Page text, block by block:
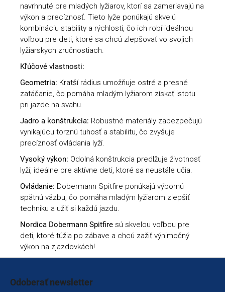
navrhnuté pre mladých lyžiarov, ktorí sa zameriavajú na
výkon a precíznosť. Tieto lyže ponúkajú skvelú
kombináciu stability a rýchlosti, čo ich robí ideálnou
voľbou pre deti, ktoré sa chcú zlepšovať vo svojich
lyžiarskych zručnostiach.
Kľúčové vlastnosti:
Geometria: Kratší rádius umožňuje ostré a presné
zatáčanie, čo pomáha mladým lyžiarom získať istotu
pri jazde na svahu.
Jadro a konštrukcia: Robustné materiály zabezpečujú
vynikajúcu torznú tuhosť a stabilitu, čo zvyšuje
precíznosť ovládania lyží.
Vysoký výkon: Odolná konštrukcia predlžuje životnosť
lyží, ideálne pre aktívne deti, ktoré sa neustále učia.
Ovládanie: Dobermann Spitfire ponúkajú výbornú
spätnú väzbu, čo pomáha mladým lyžiarom zlepšiť
techniku a užiť si každú jazdu.
Nordica Dobermann Spitfire sú skvelou voľbou pre
deti, ktoré túžia po zábave a chcú zažiť výnimočný
výkon na zjazdovkách!
Odoberať newsletter